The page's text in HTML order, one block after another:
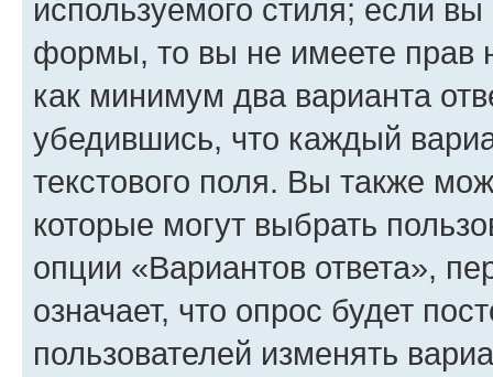
используемого стиля; если
формы, то вы не имеете прав
как минимум два варианта
убедившись, что каждый
текстового поля. Вы также
которые могут выбрать
опции «Вариантов ответа»,
означает, что опрос будет
пользователей изменять